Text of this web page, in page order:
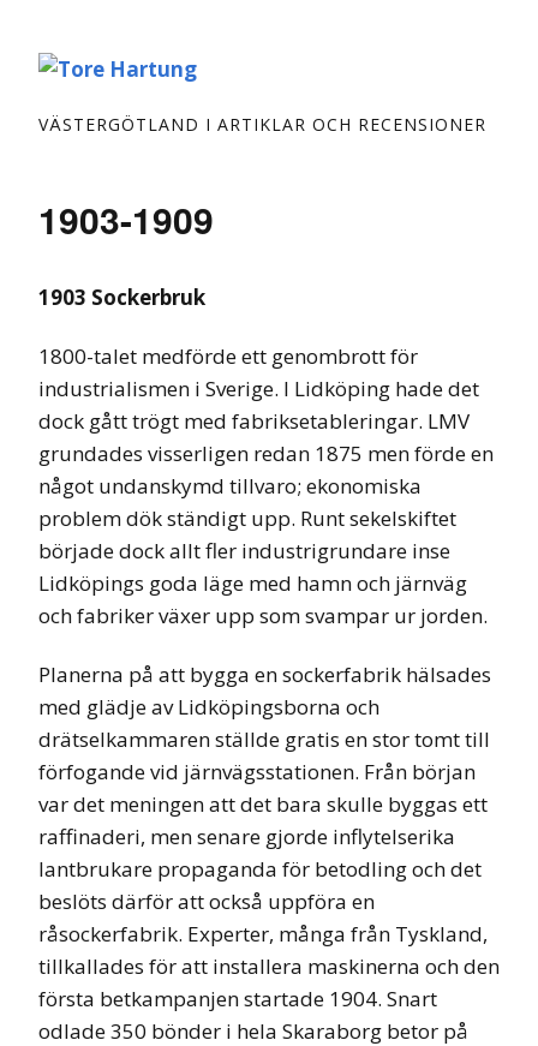
VÄSTERGÖTLAND I ARTIKLAR OCH RECENSIONER
1903-1909
1903 Sockerbruk
1800-talet medförde ett genombrott för
industrialismen i Sverige. I Lidköping hade det
dock gått trögt med fabriksetableringar. LMV
grundades visserligen redan 1875 men förde en
något undanskymd tillvaro; ekonomiska
problem dök ständigt upp. Runt sekelskiftet
började dock allt fler industrigrundare inse
Lidköpings goda läge med hamn och järnväg
och fabriker växer upp som svampar ur jorden.
Planerna på att bygga en sockerfabrik hälsades
med glädje av Lidköpingsborna och
drätselkammaren ställde gratis en stor tomt till
förfogande vid järnvägsstationen. Från början
var det meningen att det bara skulle byggas ett
raffinaderi, men senare gjorde inflytelserika
lantbrukare propaganda för betodling och det
beslöts därför att också uppföra en
råsockerfabrik. Experter, många från Tyskland,
tillkallades för att installera maskinerna och den
första betkampanjen startade 1904. Snart
odlade 350 bönder i hela Skaraborg betor på